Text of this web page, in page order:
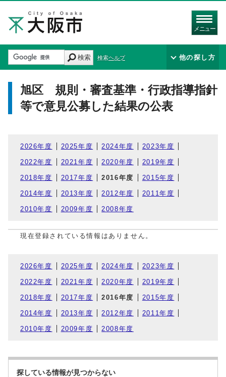
メニュー
検索 検索ヘルプ 他の探し方
旭区 規則・審査基準・行政指導指針
等で意見公募した結果の公表
2026年度 2025年度 2024年度 2023年度
2022年度 2021年度 2020年度 2019年度
2018年度 2017年度 2016年度 2015年度
2014年度 2013年度 2012年度 2011年度
2010年度 2009年度 2008年度
現在登録されている情報はありません。
2026年度 2025年度 2024年度 2023年度
2022年度 2021年度 2020年度 2019年度
2018年度 2017年度 2016年度 2015年度
2014年度 2013年度 2012年度 2011年度
2010年度 2009年度 2008年度
探している情報が見つからない